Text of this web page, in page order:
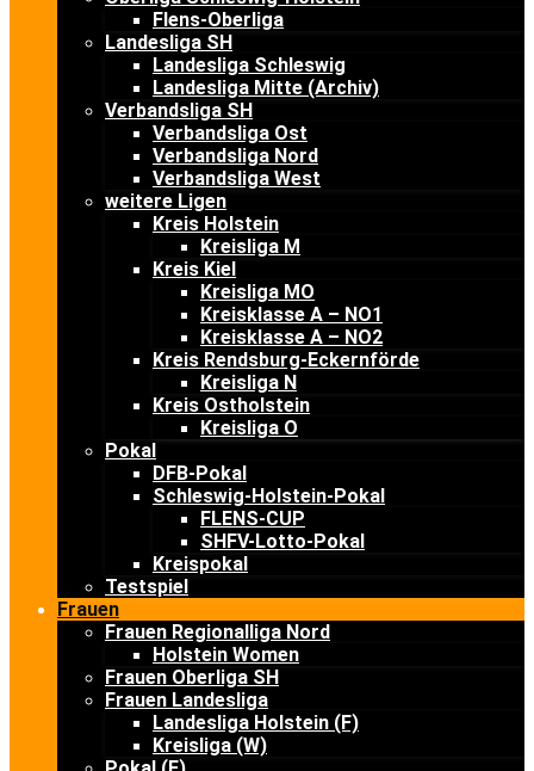
Flens-Oberliga
Landesliga SH
Landesliga Schleswig
Landesliga Mitte (Archiv)
Verbandsliga SH
Verbandsliga Ost
Verbandsliga Nord
Verbandsliga West
weitere Ligen
Kreis Holstein
Kreisliga M
Kreis Kiel
Kreisliga MO
Kreisklasse A – NO1
Kreisklasse A – NO2
Kreis Rendsburg-Eckernförde
Kreisliga N
Kreis Ostholstein
Kreisliga O
Pokal
DFB-Pokal
Schleswig-Holstein-Pokal
FLENS-CUP
SHFV-Lotto-Pokal
Kreispokal
Testspiel
Frauen
Frauen Regionalliga Nord
Holstein Women
Frauen Oberliga SH
Frauen Landesliga
Landesliga Holstein (F)
Kreisliga (W)